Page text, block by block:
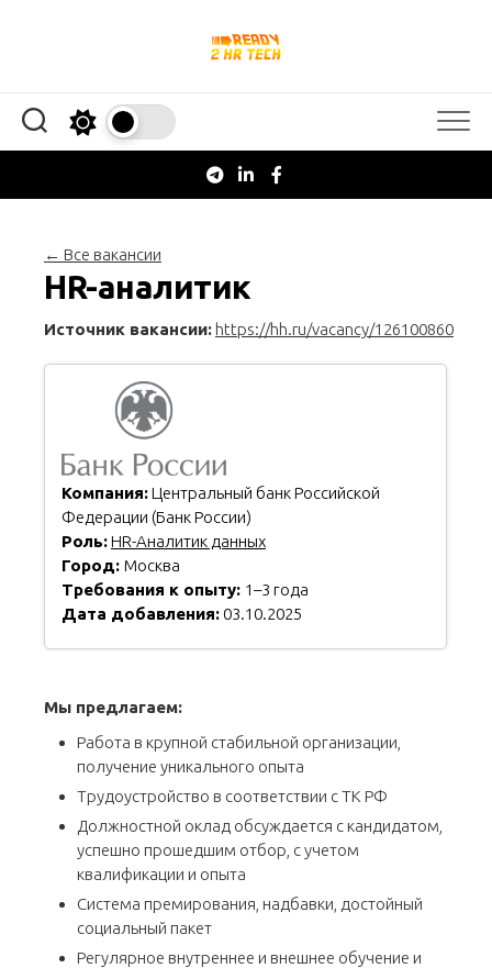
← Все вакансии
HR-аналитик
Источник вакансии: https://hh.ru/vacancy/126100860
Компания:Центральный банк Российской
Федерации (Банк России)
Роль:HR-Аналитик данных
Город: Москва
Требования к опыту: 1–3 года
Дата добавления: 03.10.2025
Мы предлагаем:
Работа в крупной стабильной организации,
получение уникального опыта
Трудоустройство в соответствии с ТК РФ
Должностной оклад обсуждается с кандидатом,
успешно прошедшим отбор, с учетом
квалификации и опыта
Система премирования, надбавки, достойный
социальный пакет
Регулярное внутреннее и внешнее обучение и